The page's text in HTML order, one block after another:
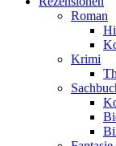
Roman
Krimi